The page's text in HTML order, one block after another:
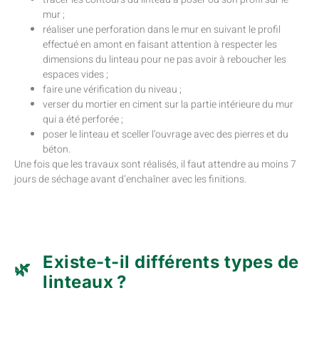
mur ;
réaliser une perforation dans le mur en suivant le profil
effectué en amont en faisant attention à respecter les
dimensions du linteau pour ne pas avoir à reboucher les
espaces vides ;
faire une vérification du niveau ;
verser du mortier en ciment sur la partie intérieure du mur
qui a été perforée ;
poser le linteau et sceller l’ouvrage avec des pierres et du
béton.
Une fois que les travaux sont réalisés, il faut attendre au moins 7
jours de séchage avant d’enchaîner avec les finitions.
Existe-t-il différents types de
linteaux ?